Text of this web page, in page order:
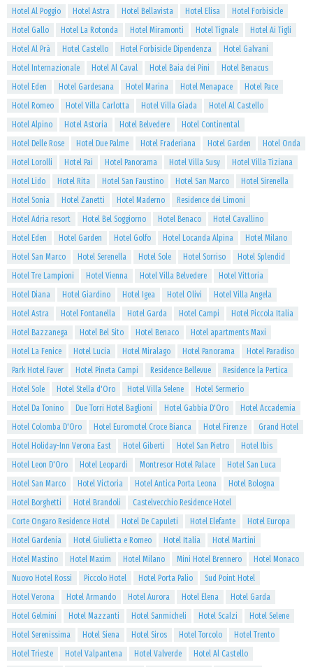
Hotel Al Poggio
Hotel Astra Hotel Bellavista Hotel Elisa
Hotel Forbisicle
Hotel Gallo
Hotel La Rotonda Hotel Miramonti Hotel Tignale
Hotel Ai Tigli
Hotel Al Prà
Hotel Castello Hotel Forbisicle Dipendenza
Hotel Galvani
Hotel Internazionale
Hotel Al Caval Hotel Baia dei Pini
Hotel Benacus
Hotel Eden
Hotel Gardesana Hotel Marina Hotel Menapace
Hotel Pace
Hotel Romeo
Hotel Villa Carlotta Hotel Villa Giada
Hotel Al Castello
Hotel Alpino
Hotel Astoria Hotel Belvedere
Hotel Continental
Hotel Delle Rose
Hotel Due Palme Hotel Fraderiana Hotel Garden
Hotel Onda
Hotel Lorolli
Hotel Pai Hotel Panorama Hotel Villa Susy
Hotel Villa Tiziana
Hotel Lido
Hotel Rita Hotel San Faustino Hotel San Marco
Hotel Sirenella
Hotel Sonia
Hotel Zanetti Hotel Maderno
Residence dei Limoni
Hotel Adria resort
Hotel Bel Soggiorno Hotel Benaco
Hotel Cavallino
Hotel Eden
Hotel Garden Hotel Golfo Hotel Locanda Alpina
Hotel Milano
Hotel San Marco
Hotel Serenella Hotel Sole Hotel Sorriso
Hotel Splendid
Hotel Tre Lampioni
Hotel Vienna Hotel Villa Belvedere
Hotel Vittoria
Hotel Diana
Hotel Giardino Hotel Igea Hotel Olivi
Hotel Villa Angela
Hotel Astra
Hotel Fontanella Hotel Garda Hotel Campi
Hotel Piccola Italia
Hotel Bazzanega
Hotel Bel Sito Hotel Benaco
Hotel apartments Maxi
Hotel La Fenice
Hotel Lucia Hotel Miralago Hotel Panorama
Hotel Paradiso
Park Hotel Faver
Hotel Pineta Campi Residence Bellevue
Residence la Pertica
Hotel Sole
Hotel Stella d'Oro Hotel Villa Selene
Hotel Sermerio
Hotel Da Tonino
Due Torri Hotel Baglioni Hotel Gabbia D'Oro
Hotel Accademia
Hotel Colomba D'Oro
Hotel Euromotel Croce Bianca Hotel Firenze
Grand Hotel
Hotel Holiday-Inn Verona East
Hotel Giberti Hotel San Pietro
Hotel Ibis
Hotel Leon D'Oro
Hotel Leopardi Montresor Hotel Palace
Hotel San Luca
Hotel San Marco
Hotel Victoria Hotel Antica Porta Leona
Hotel Bologna
Hotel Borghetti
Hotel Brandoli
Castelvecchio Residence Hotel
Corte Ongaro Residence Hotel
Hotel De Capuleti Hotel Elefante
Hotel Europa
Hotel Gardenia
Hotel Giulietta e Romeo Hotel Italia
Hotel Martini
Hotel Mastino
Hotel Maxim Hotel Milano Mini Hotel Brennero
Hotel Monaco
Nuovo Hotel Rossi
Piccolo Hotel Hotel Porta Palio
Sud Point Hotel
Hotel Verona
Hotel Armando Hotel Aurora Hotel Elena
Hotel Garda
Hotel Gelmini
Hotel Mazzanti Hotel Sanmicheli Hotel Scalzi
Hotel Selene
Hotel Serenissima
Hotel Siena Hotel Siros Hotel Torcolo
Hotel Trento
Hotel Trieste
Hotel Valpantena Hotel Valverde
Hotel Al Castello